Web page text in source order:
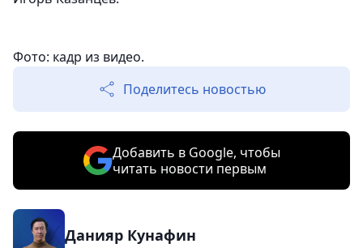
Фото: кадр из видео.
Поделитесь новостью
Добавить в Google, чтобы
читать новости первым
Данияр Кунафин